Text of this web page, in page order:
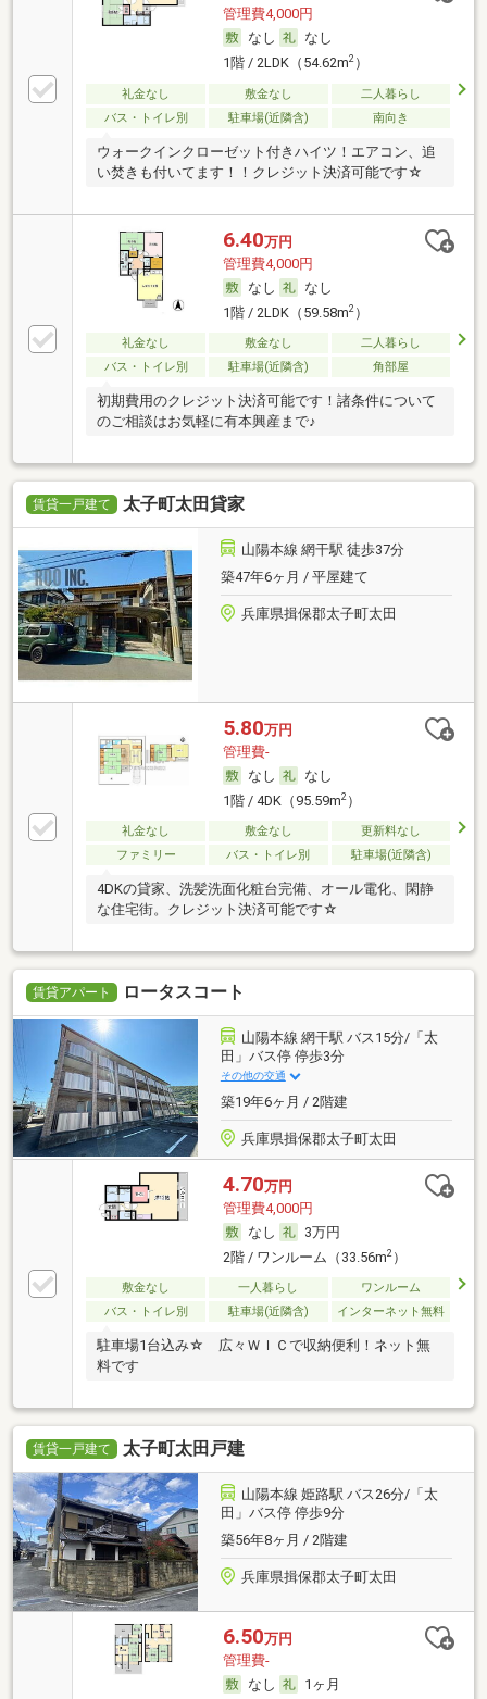
管理費4,000円
なし
なし
1階 / 2LDK（54.62m2）
礼金なし 敷金なし
二人暮らし
バス・トイレ別
駐車場(近隣含) 南向き
ウォークインクローゼット付きハイツ！エアコン、追
い焚きも付いてます！！クレジット決済可能です☆
6.40万円
管理費4,000円
なし
なし
1階 / 2LDK（59.58m2）
礼金なし 敷金なし
二人暮らし
バス・トイレ別
駐車場(近隣含) 角部屋
初期費用のクレジット決済可能です！諸条件について
のご相談はお気軽に有本興産まで♪
賃貸一戸建て 太子町太田貸家
山陽本線 網干駅 徒歩37分
築47年6ヶ月 / 平屋建て
兵庫県揖保郡太子町太田
5.80万円
管理費-
なし
なし
1階 / 4DK（95.59m2）
礼金なし 敷金なし
更新料なし
ファミリー
バス・トイレ別 駐車場(近隣含)
4DKの貸家、洗髪洗面化粧台完備、オール電化、閑静
な住宅街。クレジット決済可能です☆
賃貸アパート ロータスコート
山陽本線 網干駅 バス15分/「太
田」バス停 停歩3分
その他の交通
築19年6ヶ月 / 2階建
兵庫県揖保郡太子町太田
4.70万円
管理費4,000円
なし
3万円
2階 / ワンルーム（33.56m2）
敷金なし 一人暮らし
ワンルーム
バス・トイレ別
駐車場(近隣含) インターネット無料
駐車場1台込み☆ 広々ＷＩＣで収納便利！ネット無
料です
賃貸一戸建て 太子町太田戸建
山陽本線 姫路駅 バス26分/「太
田」バス停 停歩9分
築56年8ヶ月 / 2階建
兵庫県揖保郡太子町太田
6.50万円
管理費-
なし
1ヶ月